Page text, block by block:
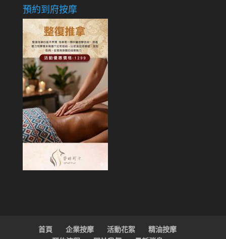
油
按
摩
預約到府按摩
首頁 企業按摩 活動花絮
精油按摩